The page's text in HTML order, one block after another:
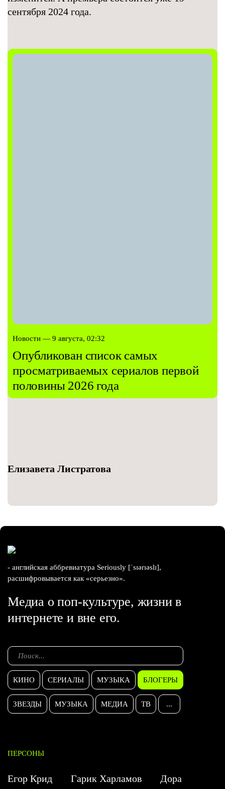
сентября 2024 года.
Новости — 9 августа, 02:32
Опубликован список самых
просматриваемых сериалов первой
половины 2026 года
Елизавета Листратова
- английская аббревиатура Seriously [ˈsɪərɪəslɪ],
расшифровывается как «серьезно».
Медиа о поп-культуре, жизни в
интернете и вне его.
КИНО СЕРИАЛЫ МУЗЫКА БЛОГЕРЫ
ЗВЕЗДЫ МУЗЫКА МЕДИА ТВ ...
ПЕРСОНЫ
Егор Крид Гарик Харламов
Дора